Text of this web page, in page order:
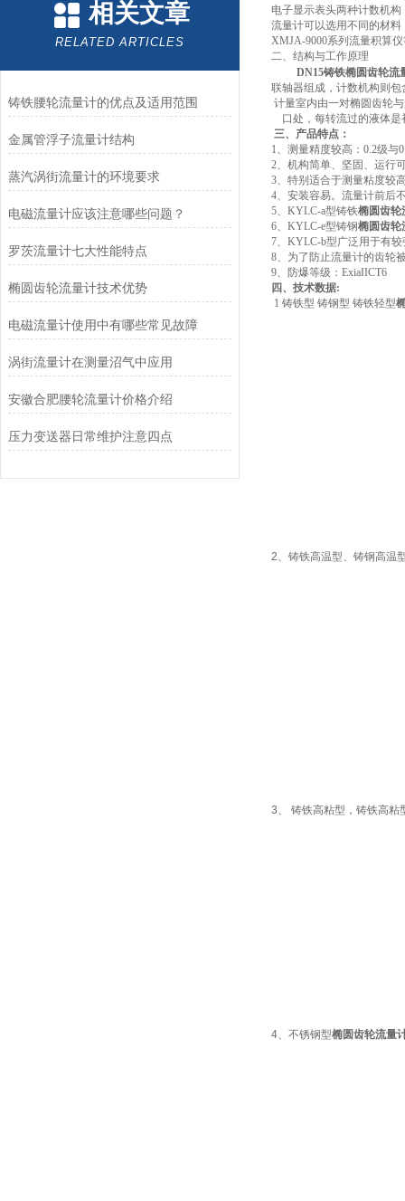
相关文章
RELATED ARTICLES
铸铁腰轮流量计的优点及适用范围
金属管浮子流量计结构
蒸汽涡街流量计的环境要求
电磁流量计应该注意哪些问题？
罗茨流量计七大性能特点
椭圆齿轮流量计技术优势
电磁流量计使用中有哪些常见故障
涡街流量计在测量沼气中应用
安徽合肥腰轮流量计价格介绍
压力变送器日常维护注意四点
电子显示表头两种计数机
流量计可以选用不同的材
XMJA-9000系列流量积算
二、结构与工作原理
DN15铸铁椭圆齿轮流
联轴器组成，计数机构则
计量室内由一对椭圆齿轮
口处，每转流过的液体
三、产品特点：
1、测量精度较高： 0.2级与
2、机构简单、坚固、运行
3、特别适合于测量粘度较
4、安装容易。流量计前后
5、 KYLC-a型铸铁椭圆齿轮
6、 KYLC-e型铸钢椭圆齿轮
7、 KYLC-b型广泛用于有
8、为了防止流量计的齿轮
9、防爆等级： ExiaIICT6
四、技术数据:
1 铸铁型 铸钢型 铸铁轻型
2、铸铁高温型、铸钢高温
3、 铸铁高粘型，铸铁高粘
4、不锈钢型椭圆齿轮流量